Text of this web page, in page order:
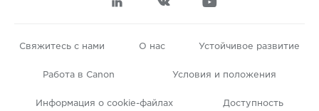
Свяжитесь с нами О нас Устойчивое развитие
Работа в Canon Условия и положения
Информация о cookie-файлах Доступность